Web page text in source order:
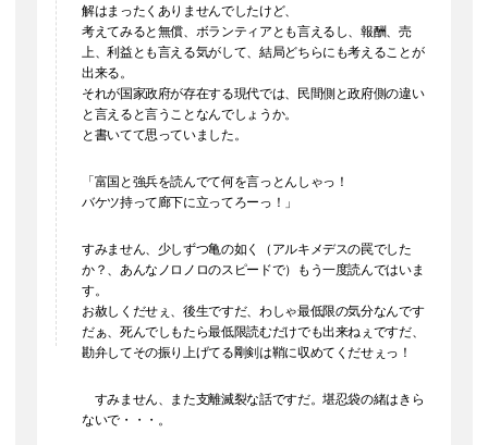
解はまったくありませんでしたけど、
考えてみると無償、ボランティアとも言えるし、報酬、売
上、利益とも言える気がして、結局どちらにも考えることが
出来る。
それが国家政府が存在する現代では、民間側と政府側の違い
と言えると言うことなんでしょうか。
と書いてて思っていました。
「富国と強兵を読んでて何を言っとんしゃっ！
バケツ持って廊下に立ってろーっ！」
すみません、少しずつ亀の如く（アルキメデスの罠でした
か？、あんなノロノロのスピードで）もう一度読んではいま
す。
お赦しくだせぇ、後生ですだ、わしゃ最低限の気分なんです
だぁ、死んでしもたら最低限読むだけでも出来ねぇですだ、
勘弁してその振り上げてる剛剣は鞘に収めてくだせぇっ！
すみません、また支離滅裂な話ですだ。堪忍袋の緒はきら
ないで・・・。